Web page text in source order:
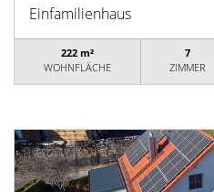
Einfamilienhaus
222 m²
WOHNFLÄCHE
7
ZIMMER